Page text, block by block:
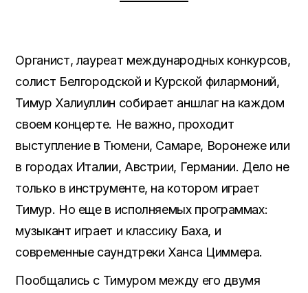
Органист, лауреат международных конкурсов,
солист Белгородской и Курской филармоний,
Тимур Халиуллин собирает аншлаг на каждом
своем концерте. Не важно, проходит
выступление в Тюмени, Самаре, Воронеже или
в городах Италии, Австрии, Германии. Дело не
только в инструменте, на котором играет
Тимур. Но еще в исполняемых программах:
музыкант играет и классику Баха, и
современные саундтреки Ханса Циммера.
Пообщались с Тимуром между его двумя